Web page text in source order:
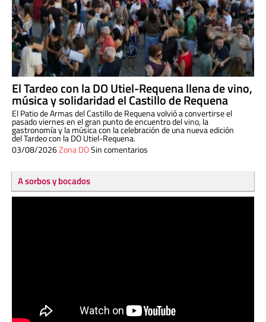
El Tardeo con la DO Utiel-Requena llena de vino,
música y solidaridad el Castillo de Requena
El Patio de Armas del Castillo de Requena volvió a convertirse el
pasado viernes en el gran punto de encuentro del vino, la
gastronomía y la música con la celebración de una nueva edición
del Tardeo con la DO Utiel-Requena.
03/08/2026Zona DOSin comentarios
A sorbos y bocados